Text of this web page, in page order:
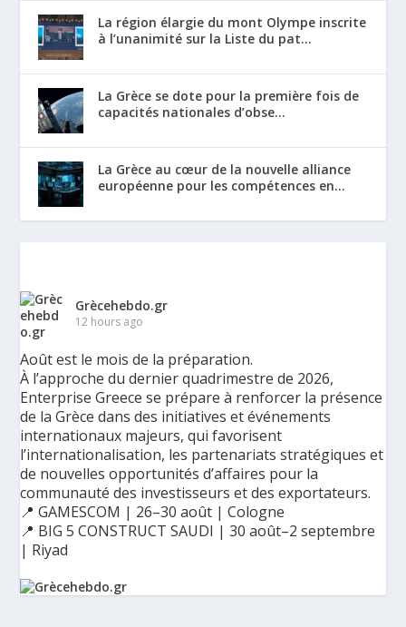
La région élargie du mont Olympe inscrite
à l’unanimité sur la Liste du pat...
La Grèce se dote pour la première fois de
capacités nationales d’obse...
La Grèce au cœur de la nouvelle alliance
européenne pour les compétences en...
Grècehebdo.gr
12 hours ago
Août est le mois de la préparation.
À l’approche du dernier quadrimestre de 2026,
Enterprise Greece se prépare à renforcer la présence
de la Grèce dans des initiatives et événements
internationaux majeurs, qui favorisent
l’internationalisation, les partenariats stratégiques et
de nouvelles opportunités d’affaires pour la
communauté des investisseurs et des exportateurs.
📍 GAMESCOM | 26–30 août | Cologne
📍 BIG 5 CONSTRUCT SAUDI | 30 août–2 septembre
| Riyad